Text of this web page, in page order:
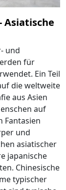
Asiatische
und
für
Ein Teil
die weltweite
aus Asien
auf
Fantasien
und
asiatischer
japanische
Chinesische
typischer